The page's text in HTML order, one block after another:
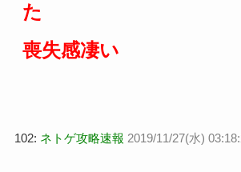
た
喪失感凄い
102: ネトゲ攻略速報 2019/11/27(水)